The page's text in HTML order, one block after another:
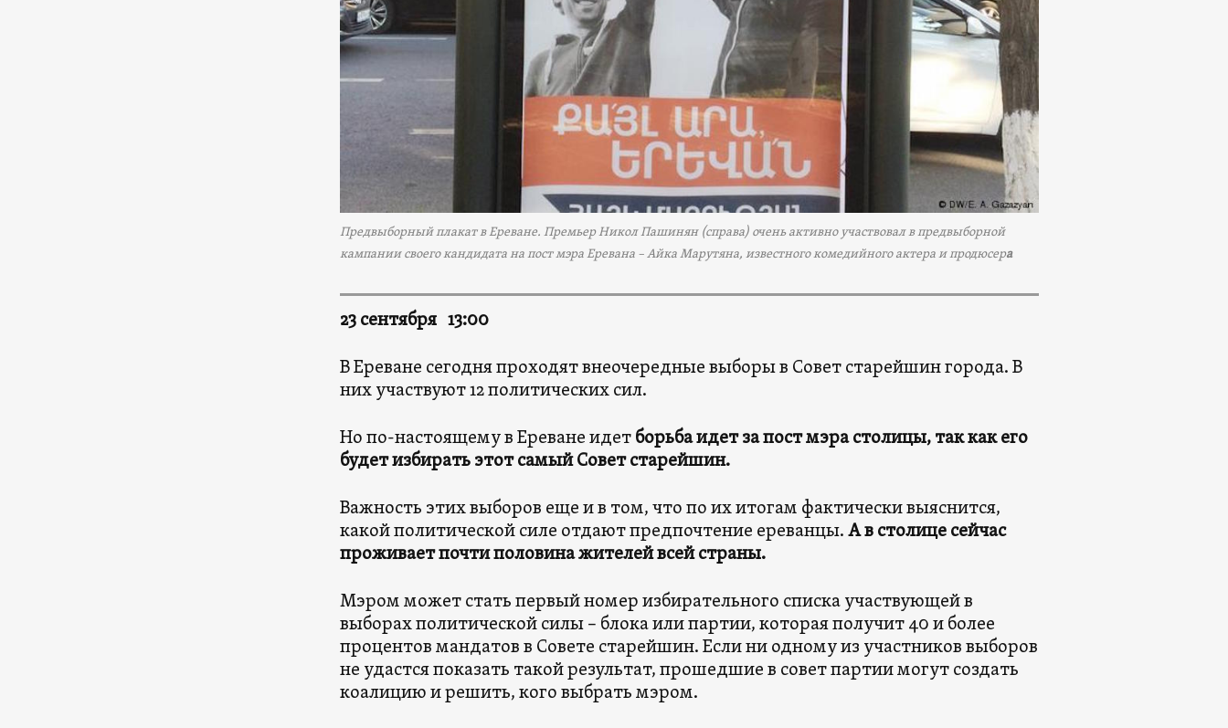
Предвыборный плакат в Ереване. Премьер Никол Пашинян (справа) очень активно участвовал в предвыборной
кампании своего кандидата на пост мэра Еревана – Айка Марутяна, известного комедийного актера и продюсера
23 сентября 13:00
В Ереване сегодня проходят внеочередные выборы в Совет старейшин города. В
них участвуют 12 политических сил.
Но по-настоящему в Ереване идетборьба идет за пост мэра столицы, так как его
будет избирать этот самый Совет старейшин.
Важность этих выборов еще и в том, что по их итогам фактически выяснится,
какой политической силе отдают предпочтение ереванцы.А в столице сейчас
проживает почти половина жителей всей страны.
Мэром может стать первый номер избирательного списка участвующей в
выборах политической силы – блока или партии, которая получит 40 и более
процентов мандатов в Совете старейшин. Если ни одному из участников выборов
не удастся показать такой результат, прошедшие в совет партии могут создать
коалицию и решить, кого выбрать мэром.